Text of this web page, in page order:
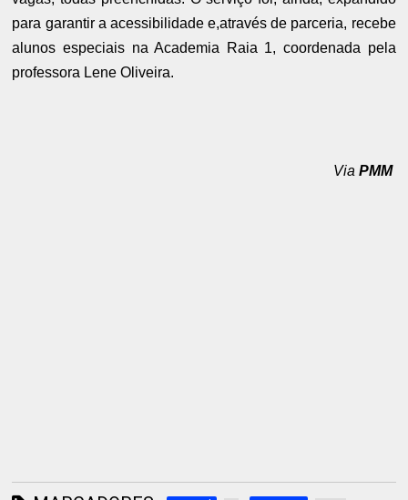
para garantir a acessibilidade e,através de parceria, recebe
alunos especiais na Academia Raia 1, coordenada pela
professora Lene Oliveira.
Via PMM